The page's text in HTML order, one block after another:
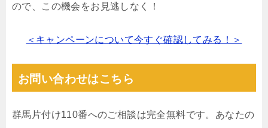
ので、この機会をお見逃しなく！
＜キャンペーンについて今すぐ確認してみる！＞
お問い合わせはこちら
群馬片付け110番へのご相談は完全無料です。あなたの